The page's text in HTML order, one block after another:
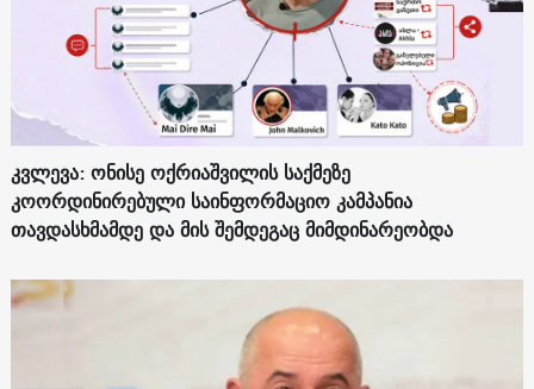
კვლევა: ონისე ოქრიაშვილის საქმეზე
კოორდინირებული საინფორმაციო კამპანია
თავდასხმამდე და მის შემდეგაც მიმდინარეობდა